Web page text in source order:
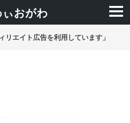
ぃおがわ
リエイト広告を利用しています」